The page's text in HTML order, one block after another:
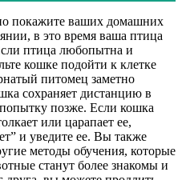
покажите ваших домашних
в это время ваша птица
птица любопытна и
кошке подойти к клетке
питомец заметно
сохраняет дистанцию в
позже. Если кошка
или царапает ее,
и уведите ее. Вы также
методы обучения, которые
станут более знакомы и